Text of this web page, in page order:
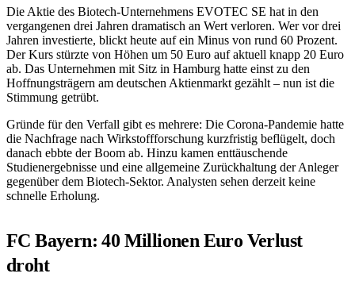
Die Aktie des Biotech-Unternehmens EVOTEC SE hat in den
vergangenen drei Jahren dramatisch an Wert verloren. Wer vor drei
Jahren investierte, blickt heute auf ein Minus von rund 60 Prozent.
Der Kurs stürzte von Höhen um 50 Euro auf aktuell knapp 20 Euro
ab. Das Unternehmen mit Sitz in Hamburg hatte einst zu den
Hoffnungsträgern am deutschen Aktienmarkt gezählt – nun ist die
Stimmung getrübt.
Gründe für den Verfall gibt es mehrere: Die Corona-Pandemie hatte
die Nachfrage nach Wirkstoffforschung kurzfristig beflügelt, doch
danach ebbte der Boom ab. Hinzu kamen enttäuschende
Studienergebnisse und eine allgemeine Zurückhaltung der Anleger
gegenüber dem Biotech-Sektor. Analysten sehen derzeit keine
schnelle Erholung.
FC Bayern: 40 Millionen Euro Verlust
droht